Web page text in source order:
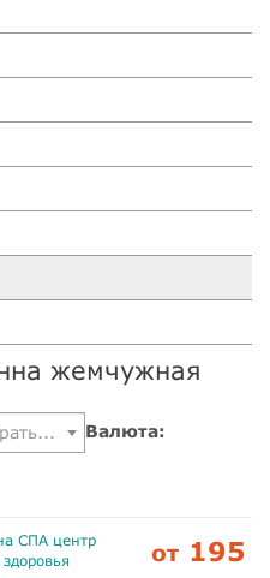
жемчужная
Валюта:
СПА центр
от 195